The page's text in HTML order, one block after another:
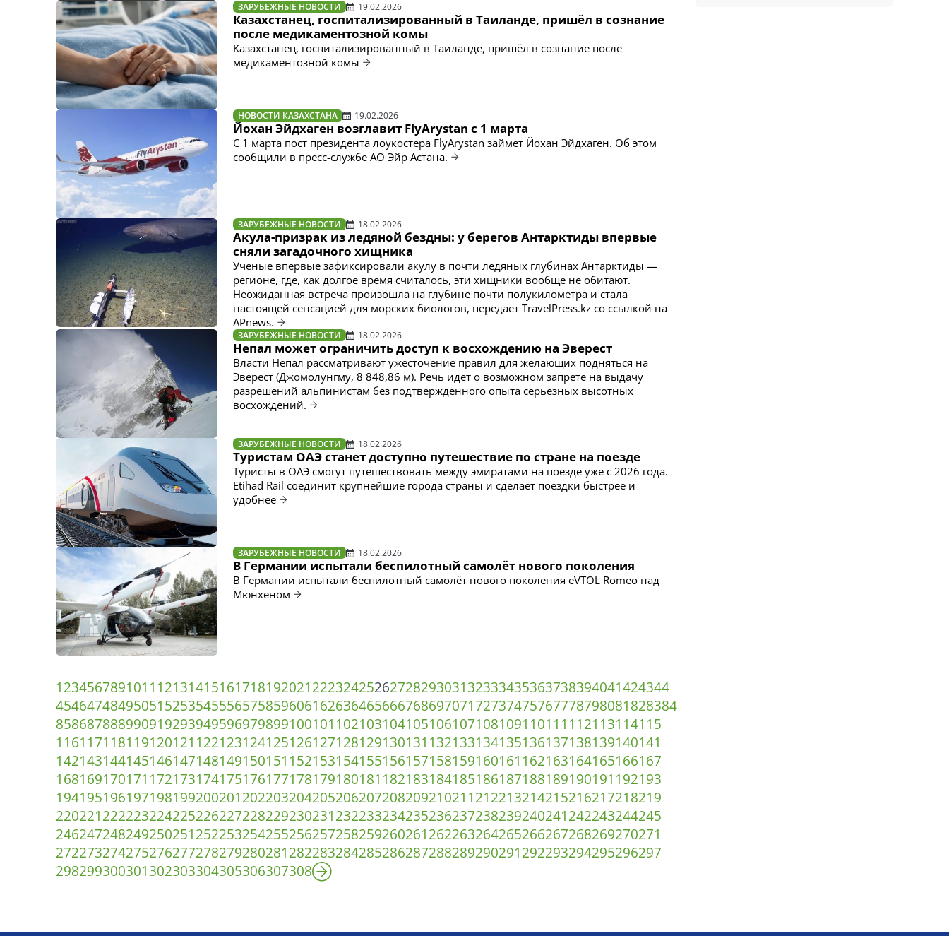
ЗАРУБЕЖНЫЕ НОВОСТИ 19.02.2026
Казахстанец, госпитализированный в Таиланде, пришёл в сознание
после медикаментозной комы
Казахстанец, госпитализированный в Таиланде, пришёл в сознание после
медикаментозной комы
НОВОСТИ КАЗАХСТАНА 19.02.2026
Йохан Эйдхаген возглавит FlyArystan с 1 марта
С 1 марта пост президента лоукостера FlyArystan займет Йохан Эйдхаген. Об этом
сообщили в пресс-службе АО Эйр Астана.
ЗАРУБЕЖНЫЕ НОВОСТИ 18.02.2026
Акула-призрак из ледяной бездны: у берегов Антарктиды впервые
сняли загадочного хищника
Учeные впервые зафиксировали акулу в почти ледяных глубинах Антарктиды —
регионе, где, как долгое время считалось, эти хищники вообще не обитают.
Неожиданная встреча произошла на глубине почти полукилометра и стала
настоящей сенсацией для морских биологов, передает TravelPress.kz со ссылкой на
APnews.
ЗАРУБЕЖНЫЕ НОВОСТИ 18.02.2026
Непал может ограничить доступ к восхождению на Эверест
Власти Непал рассматривают ужесточение правил для желающих подняться на
Эверест (Джомолунгму, 8 848,86 м). Речь идет о возможном запрете на выдачу
разрешений альпинистам без подтвержденного опыта серьезных высотных
восхождений.
ЗАРУБЕЖНЫЕ НОВОСТИ 18.02.2026
Туристам ОАЭ станет доступно путешествие по стране на поезде
Туристы в ОАЭ смогут путешествовать между эмиратами на поезде уже с 2026 года.
Etihad Rail соединит крупнейшие города страны и сделает поездки быстрее и
удобнее
ЗАРУБЕЖНЫЕ НОВОСТИ 18.02.2026
В Германии испытали беспилотный самолёт нового поколения
В Германии испытали беспилотный самолёт нового поколения eVTOL Romeo над
Мюнхеном
1234567891011 121314151617181920212223242526272829303132333435363738394041424344
45464748495051525354555657585960616263646566676869707172737475767778798081828384
858687888990919293949596979899100101 102103104105106107108109110111 112113114115
116117118119120121 122123124125126127128129130131 132133134135136137138139140141
142143144145146147148149150151 152153154155156157158159160161 162163164165166167
168169170171 172173174175176177178179180181 182183184185186187188189190191 192193
194195196197198199200201202203204205206207208209210211212213214215216217218219
220221222223224225226227228229230231232233234235236237238239240241242243244245
246247248249250251252253254255256257258259260261262263264265266267268269270271
272273274275276277278279280281282283284285286287288289290291292293294295296297
298299300301302303304305306307308